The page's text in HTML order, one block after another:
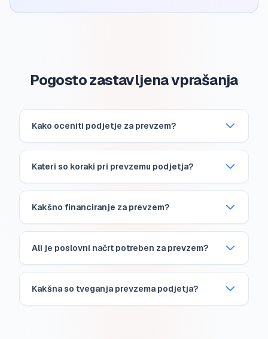
Pogosto zastavljena vprašanja
Kako oceniti podjetje za prevzem?
Kateri so koraki pri prevzemu podjetja?
Kakšno financiranje za prevzem?
Ali je poslovni načrt potreben za prevzem?
Kakšna so tveganja prevzema podjetja?